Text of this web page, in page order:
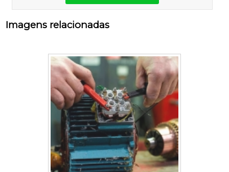
Imagens relacionadas